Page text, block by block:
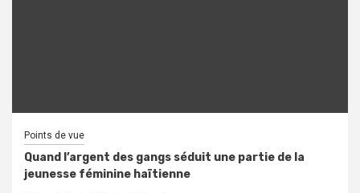
Points de vue
Quand l’argent des gangs séduit une partie de la
jeunesse féminine haïtienne